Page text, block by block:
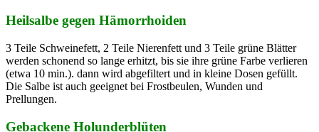
Heilsalbe gegen Hämorrhoiden
3 Teile Schweinefett, 2 Teile Nierenfett und 3 Teile grüne Blätter
werden schonend so lange erhitzt, bis sie ihre grüne Farbe verlieren
(etwa 10 min.). dann wird abgefiltert und in kleine Dosen gefüllt.
Die Salbe ist auch geeignet bei Frostbeulen, Wunden und
Prellungen.
Gebackene Holunderblüten